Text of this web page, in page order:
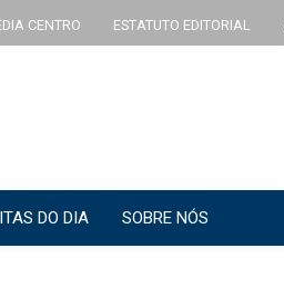
CENTRO ESTATUTO EDITORIAL
DO DIA SOBRE NÓS